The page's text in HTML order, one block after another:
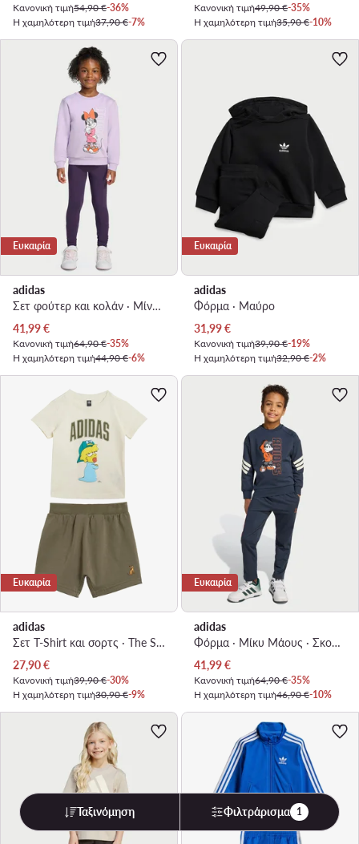
Κανονική τιμή54,90 €-36%
Η χαμηλότερη τιμή37,90 €-7%
Κανονική τιμή49,90 €-35%
Η χαμηλότερη τιμή35,90 €-10%
Ευκαιρία
adidas
Σετ φούτερ και κολάν · Μίννι Μάους · Μωβ
Τρέχουσα τιμή
41,99€
Κανονική τιμή64,90 €-35%
Η χαμηλότερη τιμή44,90 €-6%
Ευκαιρία
adidas
Φόρμα · Μαύρο
Τρέχουσα τιμή
31,99€
Κανονική τιμή39,90 €-19%
Η χαμηλότερη τιμή32,90 €-2%
Ευκαιρία
adidas
Σετ T-Shirt και σορτς · The Simpsons · Μπεζ
Τρέχουσα τιμή
27,90€
Κανονική τιμή39,90 €-30%
Η χαμηλότερη τιμή30,90 €-9%
Ευκαιρία
adidas
Φόρμα · Μίκυ Μάους · Σκούρο μπλε
Τρέχουσα τιμή
41,99€
Κανονική τιμή64,90 €-35%
Η χαμηλότερη τιμή46,90 €-10%
Ταξινόμηση Φιλτράρισμα 1